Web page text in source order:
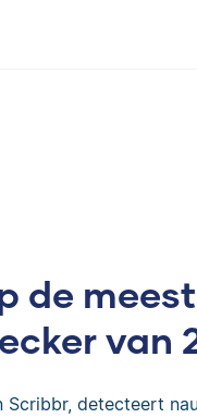
de
van
Scribbr, detecteert